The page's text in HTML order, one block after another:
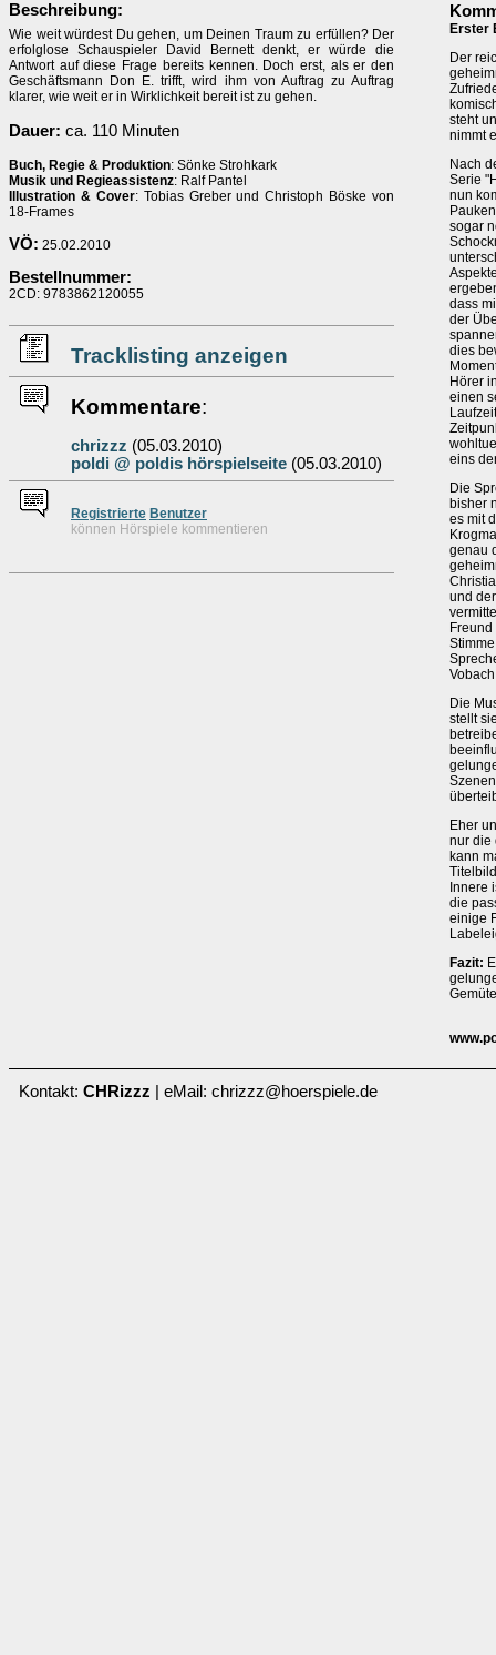
Beschreibung:
Wie weit würdest Du gehen, um Deinen Traum zu erfüllen? Der
erfolglose Schauspieler David Bernett denkt, er würde die
Antwort auf diese Frage bereits kennen. Doch erst, als er den
Geschäftsmann Don E. trifft, wird ihm von Auftrag zu Auftrag
klarer, wie weit er in Wirklichkeit bereit ist zu gehen.
Dauer: ca. 110 Minuten
Buch, Regie & Produktion: Sönke Strohkark
Musik und Regieassistenz: Ralf Pantel
Illustration & Cover: Tobias Greber und Christoph Böske von
18-Frames
VÖ: 25.02.2010
Bestellnummer:
2CD: 9783862120055
Tracklisting anzeigen
Kommentare:
chrizzz (05.03.2010)
poldi @ poldis hörspielseite (05.03.2010)
Registrierte Benutzer
können Hörspiele kommentieren
Erster
Der
steht
nimmt
Nach
Serie
nun
sogar
dass
der
dies
Hörer
einen
eins
Die
bisher
es mit
genau
und
Die
stellt
Eher
nur die
kann
Innere
die
einige
Fazit:
Kontakt: CHRizzz | eMail: chrizzz@hoerspiele.de